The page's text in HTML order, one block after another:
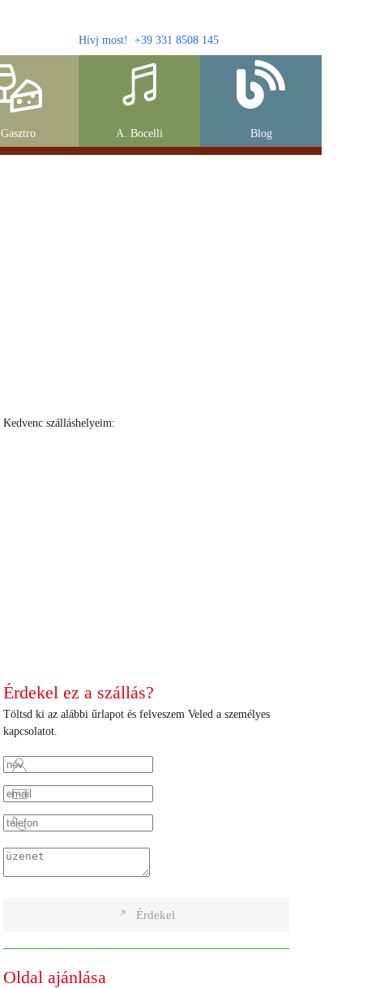
Hívj most! +39 331 8508 145
Gasztro A. Bocelli Blog
Kedvenc szálláshelyeim:
Érdekel ez a szállás?
Töltsd ki az alábbi űrlapot és felveszem Veled a személyes
kapcsolatot.
Érdekel
Oldal ajánlása